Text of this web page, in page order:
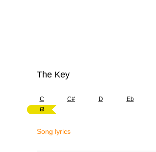
The Key
C C# D Eb
B
Song lyrics